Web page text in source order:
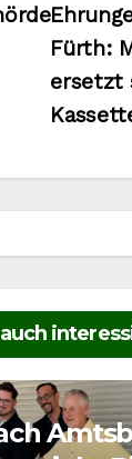
Fürth:
ersetzt